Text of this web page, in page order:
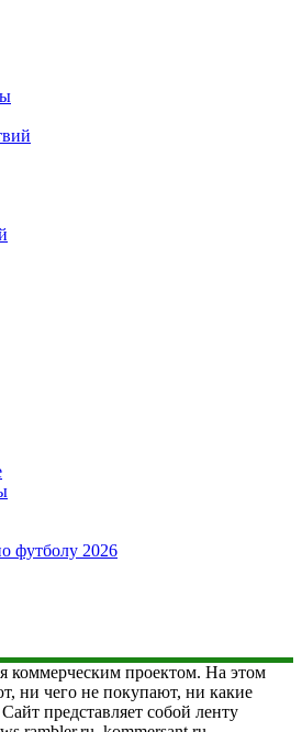
футболу 2026
коммерческим проектом. На этом
ни чего не покупают, ни какие
представляет собой ленту